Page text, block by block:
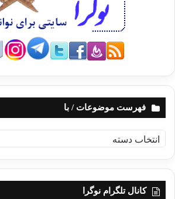
فهرست موضوعات / با
ه
ر
کانال تلگرام نوگرا